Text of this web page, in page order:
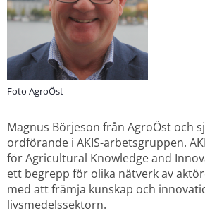
Foto AgroÖst
Magnus Börjeson från AgroÖst och
ordförande i AKIS-arbetsgruppen.
för Agricultural Knowledge and
ett begrepp för olika nätverk av
med att främja kunskap och
livsmedelssektorn.